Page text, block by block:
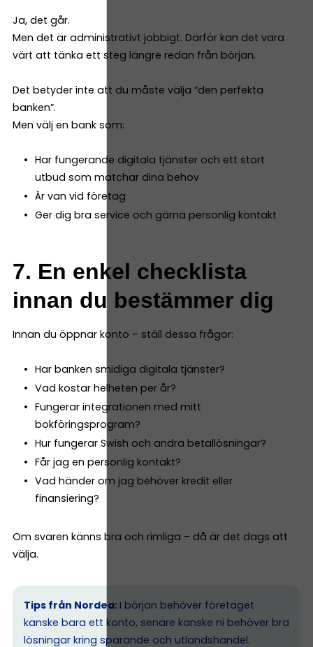
Ja, det går.
Men det är administrativt jobbigt. Därför kan det vara
värt att tänka ett steg längre redan från början.
Det betyder inte att du måste välja “den perfekta
banken”.
Men välj en bank som:
Har fungerande digitala tjänster och ett stort
utbud som matchar dina behov
Är van vid företag
Ger dig bra service och gärna personlig kontakt
7. En enkel checklista
innan du bestämmer dig
Innan du öppnar konto – ställ dessa frågor:
Har banken smidiga digitala tjänster?
Vad kostar helheten per år?
Fungerar integrationen med mitt
bokföringsprogram?
Hur fungerar Swish och andra betallösningar?
Får jag en personlig kontakt?
Vad händer om jag behöver kredit eller
finansiering?
Om svaren känns bra och rimliga – då är det dags att
välja.
Tips från Nordea: I början behöver företaget
kanske bara ett konto, senare kanske ni behöver bra
lösningar kring sparande och utlandshandel.